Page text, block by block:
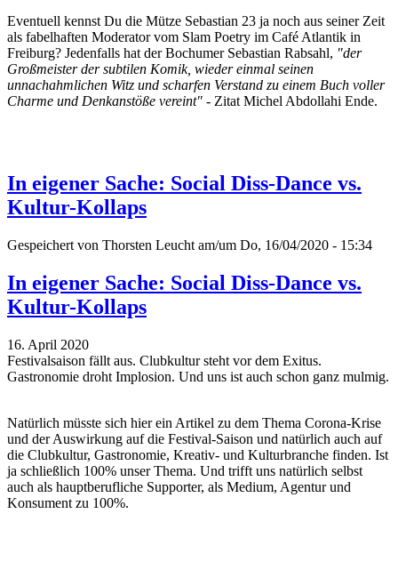
Eventuell kennst Du die Mütze Sebastian 23 ja noch aus seiner Zeit
als fabelhaften Moderator vom Slam Poetry im Café Atlantik in
Freiburg? Jedenfalls hat der Bochumer Sebastian Rabsahl, "der
Großmeister der subtilen Komik, wieder einmal seinen
unnachahmlichen Witz und scharfen Verstand zu einem Buch voller
Charme und Denkanstöße vereint" - Zitat Michel Abdollahi Ende.
In eigener Sache: Social Diss-Dance vs.
Kultur-Kollaps
Gespeichert von Thorsten Leucht am/um Do, 16/04/2020 - 15:34
In eigener Sache: Social Diss-Dance vs.
Kultur-Kollaps
16. April 2020
Festivalsaison fällt aus. Clubkultur steht vor dem Exitus.
Gastronomie droht Implosion. Und uns ist auch schon ganz mulmig.
Natürlich müsste sich hier ein Artikel zu dem Thema Corona-Krise
und der Auswirkung auf die Festival-Saison und natürlich auch auf
die Clubkultur, Gastronomie, Kreativ- und Kulturbranche finden. Ist
ja schließlich 100% unser Thema. Und trifft uns natürlich selbst
auch als hauptberufliche Supporter, als Medium, Agentur und
Konsument zu 100%.